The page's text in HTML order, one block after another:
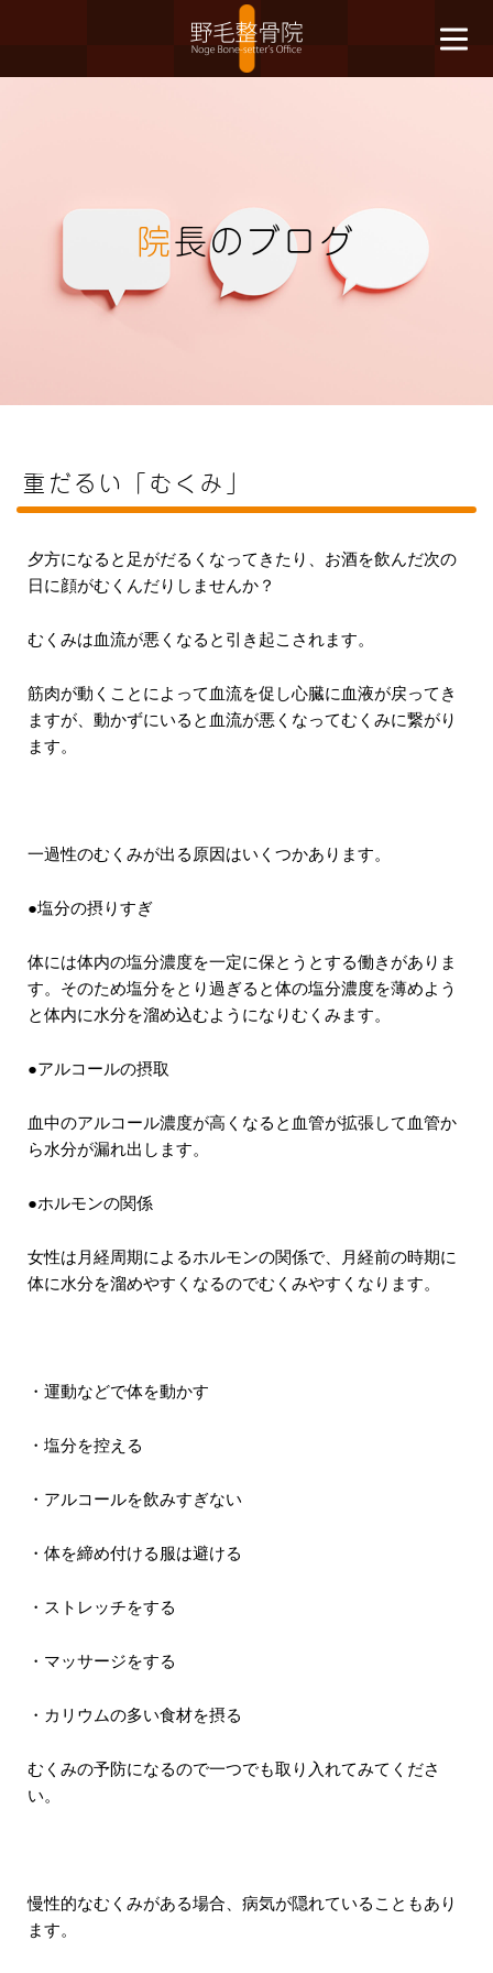
院長のブログ
重だるい「むくみ」
夕方になると足がだるくなってきたり、お酒を飲んだ次の
日に顔がむくんだりしませんか？
むくみは血流が悪くなると引き起こされます。
筋肉が動くことによって血流を促し心臓に血液が戻ってき
ますが、動かずにいると血流が悪くなってむくみに繋がり
ます。
一過性のむくみが出る原因はいくつかあります。
●塩分の摂りすぎ
体には体内の塩分濃度を一定に保とうとする働きがありま
す。そのため塩分をとり過ぎると体の塩分濃度を薄めよう
と体内に水分を溜め込むようになりむくみます。
●アルコールの摂取
血中のアルコール濃度が高くなると血管が拡張して血管か
ら水分が漏れ出します。
●ホルモンの関係
女性は月経周期によるホルモンの関係で、月経前の時期に
体に水分を溜めやすくなるのでむくみやすくなります。
・運動などで体を動かす
・塩分を控える
・アルコールを飲みすぎない
・体を締め付ける服は避ける
・ストレッチをする
・マッサージをする
・カリウムの多い食材を摂る
むくみの予防になるので一つでも取り入れてみてくださ
い。
慢性的なむくみがある場合、病気が隠れていることもあり
ます。